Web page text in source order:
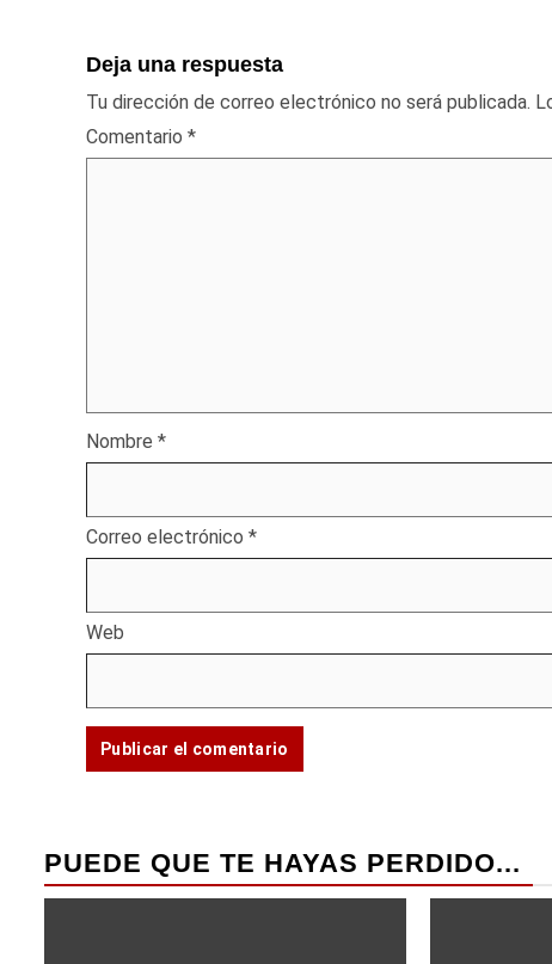
Deja una respuesta
Tu dirección de correo electrónico no será publicada.
Comentario *
Nombre *
Correo electrónico *
Web
PUEDE QUE TE HAYAS PERDIDO...